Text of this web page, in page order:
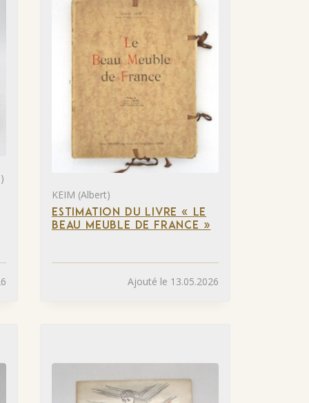
KEIM (Albert)
ESTIMATION DU LIVRE « LE
BEAU MEUBLE DE FRANCE »
Ajouté le 13.05.2026